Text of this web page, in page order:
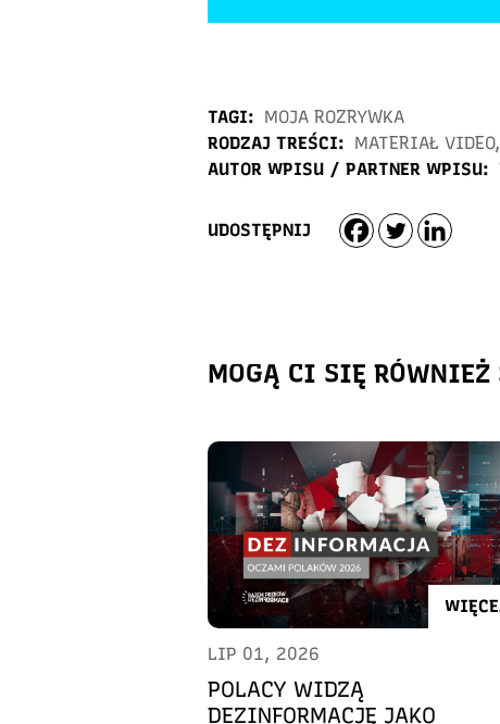
TAGI: MOJA ROZRYWKA
RODZAJ TREŚCI: MATERIAŁ VIDEO,
AUTOR WPISU / PARTNER WPISU:
UDOSTĘPNIJ
MOGĄ CI SIĘ RÓWNIEŻ
LIP 01, 2026
POLACY WIDZĄ
DEZINFORMACJĘ JAKO